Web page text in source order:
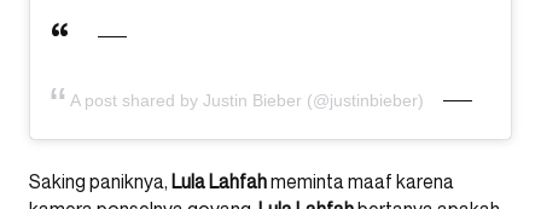
A post shared by Justin Bieber (@justinbieber)
Saking paniknya, Lula Lahfahmeminta maaf karena